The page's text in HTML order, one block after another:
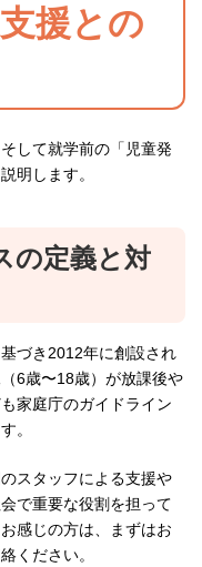
援との
して就学前の「児童発
明します。
の定義と対
づき2012年に創設され
6歳〜18歳）が放課後や
家庭庁のガイドライン
。
スタッフによる支援や
で重要な役割を担って
感じの方は、まずはお
ください。